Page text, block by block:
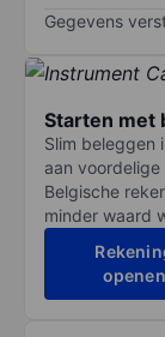
Gegevens
Starten met
Slim beleggen
aan
Belgische
minder waard
openen